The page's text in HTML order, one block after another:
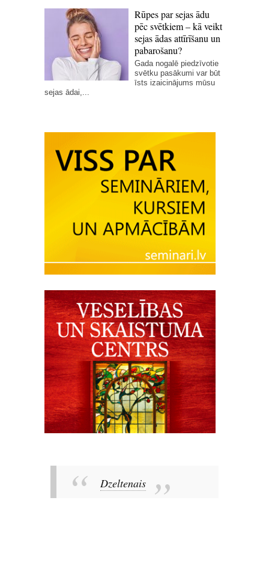
Rūpes par sejas ādu
pēc svētkiem – kā veikt
sejas ādas attīrīšanu un
pabarošanu?
Gada nogalē piedzīvotie
svētku pasākumi var būt
īsts izaicinājums mūsu
sejas ādai,...
Dzeltenais